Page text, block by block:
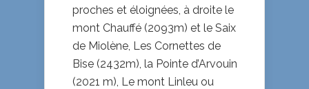
proches et éloignées, à droite le
mont Chauffé (2093m) et le Saix
de Miolène, Les Cornettes de
Bise (2432m), la Pointe d’Arvouin
(2021 m), Le mont Linleu ou